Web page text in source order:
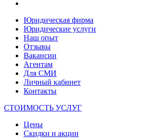
Юридическая фирма
Юридические услуги
Наш опыт
Отзывы
Вакансии
Агентам
Для СМИ
Личный кабинет
Контакты
СТОИМОСТЬ УСЛУГ
Цены
Скидки и акции